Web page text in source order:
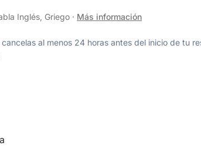
Inglés, Griego · Más información
al menos 24 horas antes del inicio de tu